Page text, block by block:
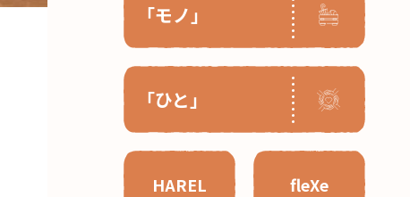
「モノ」
「ひと」
HAREL fleXe